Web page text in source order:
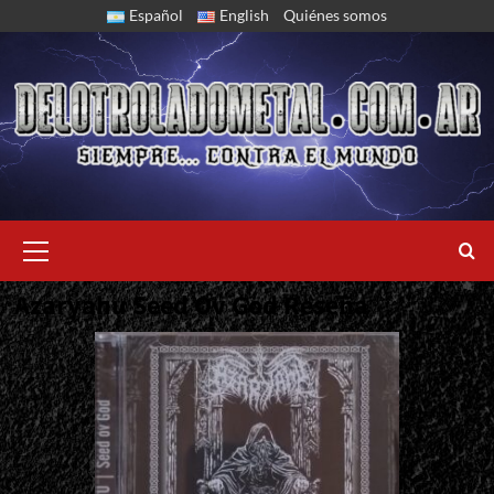
Español English Quiénes somos
Menu
Azaryahu Seed Ov God Reseña